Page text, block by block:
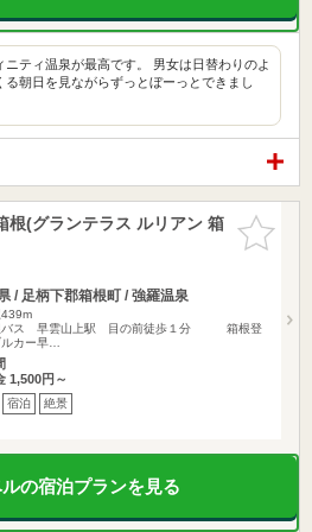
ニティ温泉が最高です。 男女は日替わりのよ
る朝日を見ながらずっとぼーっとできまし
お気に入
りに追加
(グランテラス ルリアン 箱
/ 足柄下郡箱根町 / 強羅温泉
バス 早雲山上駅 目の前徒歩１分 箱根登
カー早…
1,500円～
宿泊 絶景
の宿泊プランを見る